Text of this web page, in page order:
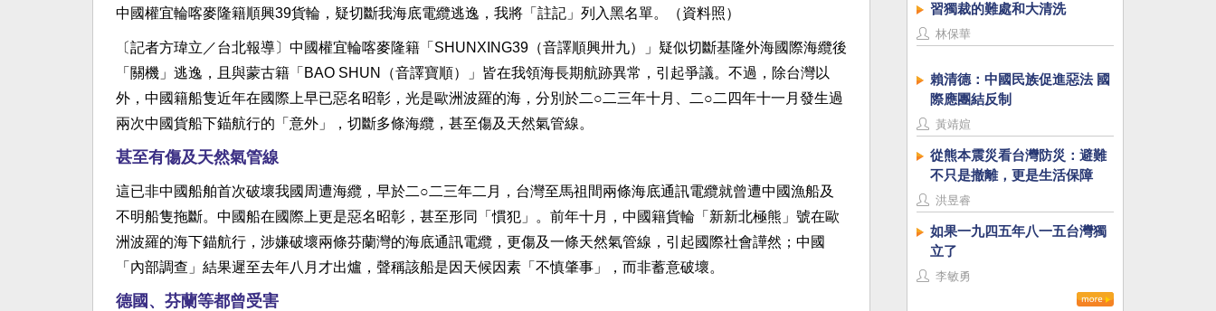
中國權宜輪喀麥隆籍順興39貨輪，疑切斷我海底電纜逃逸，我將「註記」列入黑名單。（資料照）
〔記者方瑋立／台北報導〕中國權宜輪喀麥隆籍「SHUNXING39（音譯順興卅九）」疑似切斷基隆外海國際海纜後
「關機」逃逸，且與蒙古籍「BAO SHUN（音譯寶順）」皆在我領海長期航跡異常，引起爭議。不過，除台灣以
外，中國籍船隻近年在國際上早已惡名昭彰，光是歐洲波羅的海，分別於二○二三年十月、二○二四年十一月發生過
兩次中國貨船下錨航行的「意外」，切斷多條海纜，甚至傷及天然氣管線。
甚至有傷及天然氣管線
這已非中國船舶首次破壞我國周遭海纜，早於二○二三年二月，台灣至馬祖間兩條海底通訊電纜就曾遭中國漁船及
不明船隻拖斷。中國船在國際上更是惡名昭彰，甚至形同「慣犯」。前年十月，中國籍貨輪「新新北極熊」號在歐
洲波羅的海下錨航行，涉嫌破壞兩條芬蘭灣的海底通訊電纜，更傷及一條天然氣管線，引起國際社會譁然；中國
「內部調查」結果遲至去年八月才出爐，聲稱該船是因天候因素「不慎肇事」，而非蓄意破壞。
德國、芬蘭等都曾受害
習獨裁的難處和大清洗
林保華
賴清德：中國民族促進惡法 國
際應團結反制
黃靖媗
從熊本震災看台灣防災：避難
不只是撤離，更是生活保障
洪昱睿
如果一九四五年八一五台灣獨
立了
李敏勇